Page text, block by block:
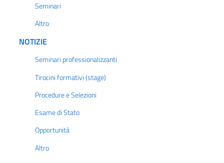
Seminari
Altro
NOTIZIE
Seminari professionalizzanti
Tirocini formativi (stage)
Procedure e Selezioni
Esame di Stato
Opportunità
Altro